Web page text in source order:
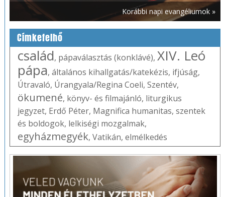
Korábbi napi evangéliumok »
Címkefelhő
család, pápaválasztás (konklávé), XIV. Leó
pápa, általános kihallgatás/katekézis, ifjúság,
Útravaló, Úrangyala/Regina Coeli, Szentév,
ökumené, könyv- és filmajánló, liturgikus
jegyzet, Erdő Péter, Magnifica humanitas, szentek
és boldogok, lelkiségi mozgalmak,
egyházmegyék, Vatikán, elmélkedés